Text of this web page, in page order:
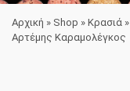
Αρχική » Shop » Κρασιά »
Αρτέμης Καραμολέγκος